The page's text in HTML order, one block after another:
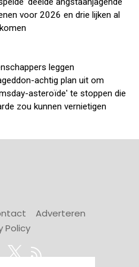
voor 2026 en drie lijken al
leggen
achtig plan uit om
asteroïde' te stoppen die
zou kunnen vernietigen
Adverteren
Policy